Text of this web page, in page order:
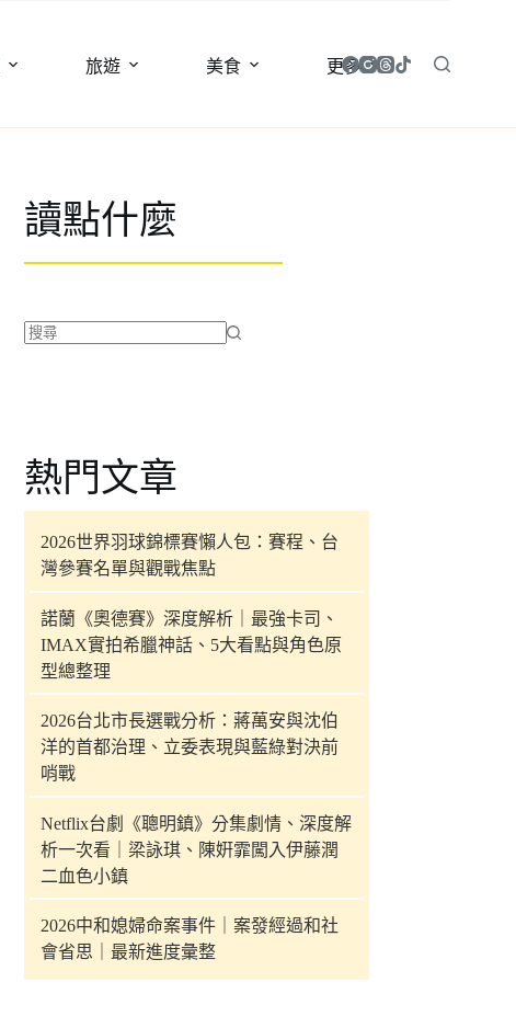
旅遊 美食 更多
讀點什麼
合
條
件
果
熱門文章
2026世界羽球錦標賽懶人包：賽程、台
灣參賽名單與觀戰焦點
諾蘭《奧德賽》深度解析｜最強卡司、
IMAX實拍希臘神話、5大看點與角色原
型總整理
2026台北市長選戰分析：蔣萬安與沈伯
洋的首都治理、立委表現與藍綠對決前
哨戰
Netflix台劇《聰明鎮》分集劇情、深度解
析一次看｜梁詠琪、陳姸霏闖入伊藤潤
二血色小鎮
2026中和媳婦命案事件｜案發經過和社
會省思｜最新進度彙整